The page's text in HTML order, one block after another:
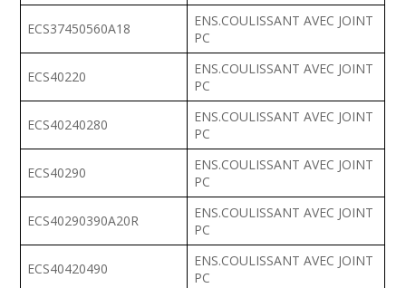
ECS37450560A18
ENS.COULISSANT AVEC JOINT
PC
ECS40220
ENS.COULISSANT AVEC JOINT
PC
ECS40240280
ENS.COULISSANT AVEC JOINT
PC
ECS40290
ENS.COULISSANT AVEC JOINT
PC
ECS40290390A20R
ENS.COULISSANT AVEC JOINT
PC
ECS40420490
ENS.COULISSANT AVEC JOINT
PC